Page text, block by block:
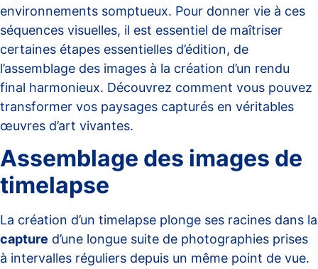
environnements somptueux. Pour donner vie à ces
séquences visuelles, il est essentiel de maîtriser
certaines étapes essentielles d’édition, de
l’assemblage des images à la création d’un rendu
final harmonieux. Découvrez comment vous pouvez
transformer vos paysages capturés en véritables
œuvres d’art vivantes.
Assemblage des images de
timelapse
La création d’un timelapse plonge ses racines dans la
capture d’une longue suite de photographies prises
à intervalles réguliers depuis un même point de vue.